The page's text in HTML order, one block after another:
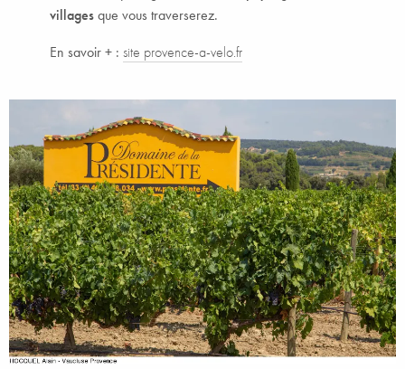
villagesque vous traverserez.
En savoir + : site provence-a-velo.fr